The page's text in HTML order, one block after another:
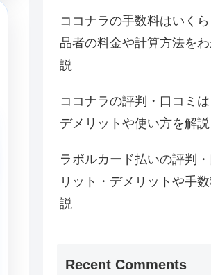
ココナラの手数料はいく
品者の料金や計算方法を
説
ココナラの評判・口コミは
デメリットや使い方を解説
ラボルカード払いの評判
リット・デメリットや手
説
Recent Comments